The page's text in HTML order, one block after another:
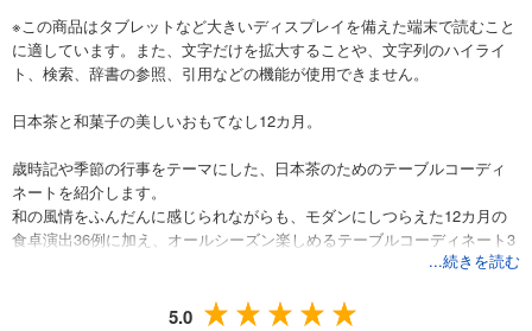
※この商品はタブレットなど大きいディスプレイを備えた端末で読むこと
に適しています。また、文字だけを拡大することや、文字列のハイライ
ト、検索、辞書の参照、引用などの機能が使用できません。
日本茶と和菓子の美しいおもてなし12カ月。
歳時記や季節の行事をテーマにした、日本茶のためのテーブルコーディ
ネートを紹介します。
和の風情をふんだんに感じられながらも、モダンにしつらえた12カ月の
食卓演出36例に加え、オールシーズン楽しめるテーブルコーディネート3
１冊で日本茶、抹茶の魅力を堪能できます。
...続きを読む
5.0